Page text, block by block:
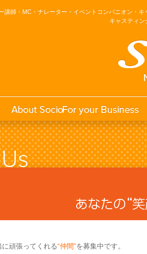
講師・MC・ナレーター・イベントコンパニオン・
キャスティン
頑張ってくれる“仲間”を募集中です。